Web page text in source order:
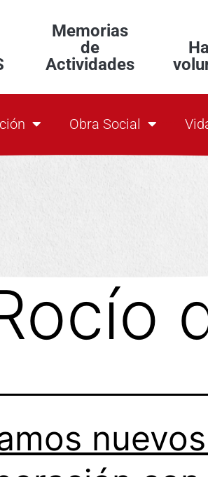
Memorias
de
Actividades
Obra Social